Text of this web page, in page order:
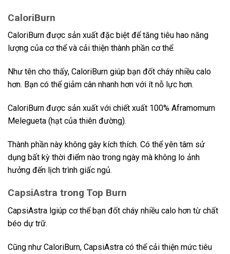
CaloriBurn
CaloriBurn được sản xuất đặc biệt để tăng tiêu hao năng
lượng của cơ thể và cải thiện thành phần cơ thể.
Như tên cho thấy, CaloriBurn giúp bạn đốt cháy nhiều calo
hơn. Bạn có thể giảm cân nhanh hơn với ít nỗ lực hơn.
CaloriBurn được sản xuất với chiết xuất 100% Aframomum
Melegueta (hạt của thiên đường).
Thành phần này không gây kích thích. Có thể yên tâm sử
dụng bất kỳ thời điểm nào trong ngày mà không lo ảnh
hưởng đến lịch trình giấc ngủ.
CapsiAstra trong Top Burn
CapsiAstra lgiúp cơ thể bạn đốt cháy nhiều calo hơn từ chất
béo dự trữ.
Cũng như CaloriBurn, CapsiAstra có thể cải thiện mức tiêu